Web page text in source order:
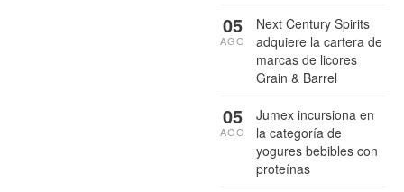
Next Century Spirits
adquiere la cartera de
marcas de licores
Grain & Barrel
05
AGO
Jumex incursiona en
la categoría de
yogures bebibles con
proteínas
05
AGO